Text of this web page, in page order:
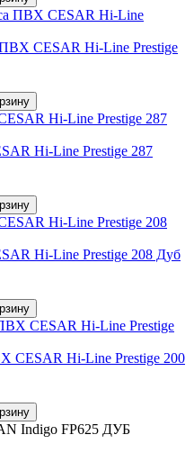
CESAR Hi-Line Prestige
Hi-Line Prestige 287
Hi-Line Prestige 208 Дуб
CESAR Hi-Line Prestige 200
Indigo FP625 ДУБ